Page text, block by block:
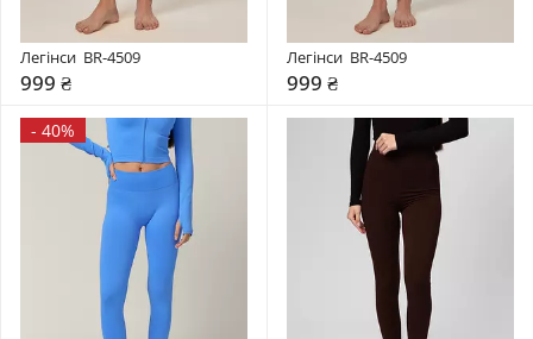
Легінси  BR-4509
999 ₴
Легінси  BR-4509
999 ₴
- 40%